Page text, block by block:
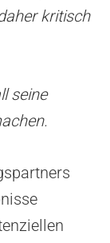
kritisch
seine